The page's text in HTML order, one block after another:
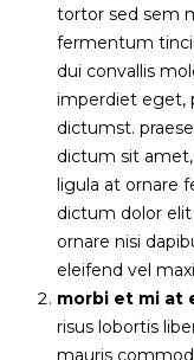
tortor sed sem
fermentum
dui convallis
imperdiet eget,
dictumst.
dictum sit
ligula at ornare
dictum dolor
ornare nisi
eleifend vel
morbi et mi at
risus lobortis
mauris